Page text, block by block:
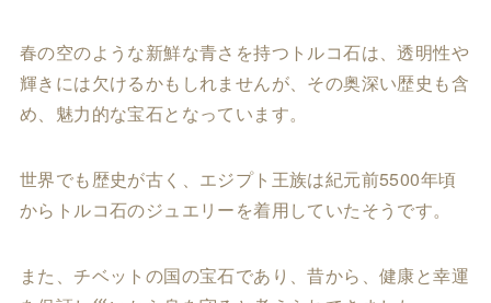
春の空のような新鮮な青さを持つトルコ石は、透明性や
輝きには欠けるかもしれませんが、その奥深い歴史も含
め、魅力的な宝石となっています。
世界でも歴史が古く、エジプト王族は紀元前5500年頃
からトルコ石のジュエリーを着用していたそうです。
また、チベットの国の宝石であり、昔から、健康と幸運